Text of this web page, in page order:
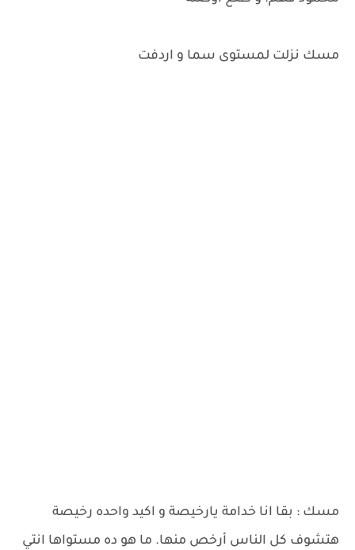
مسك نزلت لمستوى سما و اردفت
مسك : بقا انا خدامة يارخيصة و اكيد واحده رخيصة
هتشوف كل الناس أرخص منها. ما هو ده مستواها انتي